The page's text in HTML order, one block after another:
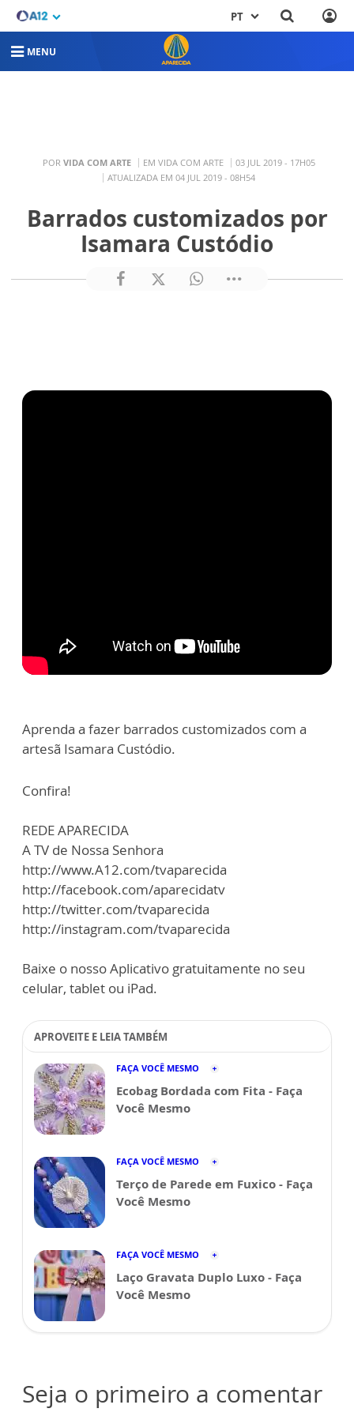
PT
MENU
POR VIDA COM ARTE EM VIDA COM ARTE
03 JUL 2019 - 17H05
ATUALIZADA EM 04 JUL 2019 - 08H54
Barrados customizados por
Isamara Custódio
Aprenda a fazer barrados customizados com a
artesã Isamara Custódio.
Confira!
REDE APARECIDA
A TV de Nossa Senhora
http://www.A12.com/tvaparecida
http://facebook.com/aparecidatv
http://twitter.com/tvaparecida
http://instagram.com/tvaparecida
Baixe o nosso Aplicativo gratuitamente no seu
celular, tablet ou iPad.
APROVEITE E LEIA TAMBÉM
FAÇA VOCÊ MESMO
Ecobag Bordada com Fita - Faça
Você Mesmo
FAÇA VOCÊ MESMO
Terço de Parede em Fuxico - Faça
Você Mesmo
FAÇA VOCÊ MESMO
Laço Gravata Duplo Luxo - Faça
Você Mesmo
Seja o primeiro a comentar